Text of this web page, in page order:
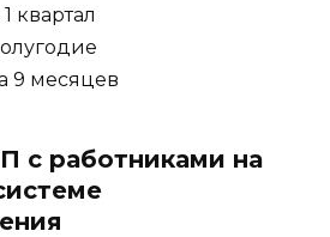
квартал
9 месяцев
с работниками на